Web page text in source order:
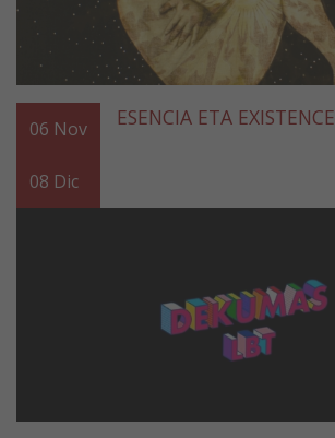
06 Nov
08 Dic
ESENCIA ETA EXISTENCE